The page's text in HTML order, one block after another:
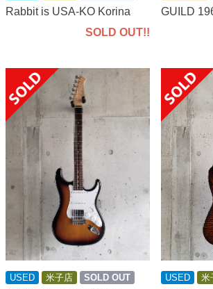
Rabbit is USA-KO Korina
SOLD OUT!!
GUILD
USED 米子店 SOLD OUT USED 米